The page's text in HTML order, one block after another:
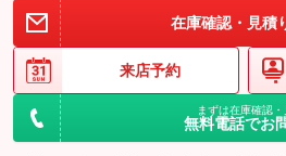
在庫確認・見積
来店予約
まずは在庫確認
無料電話でお